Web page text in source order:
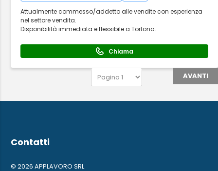
Attualmente commesso/addetto alle vendite con esperienza
nel settore vendita.
Disponibilità immediata e flessibile a Tortona.
Chiama
AVANTI
Contatti
© 2026 APPLAVORO SRL